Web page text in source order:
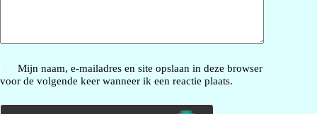
Mijn naam, e-mailadres en site opslaan in deze browser
voor de volgende keer wanneer ik een reactie plaats.